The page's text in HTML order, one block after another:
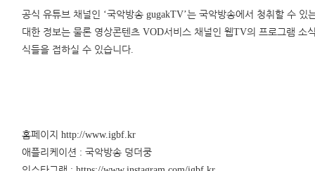
공식 유튜브 채널인 ‘국악방송gugakTV’는 국악방송에서 청취할 수 있
대한 정보는 물론 영상콘텐츠VOD서비스 채널인 웹TV의 프로그램 소
식들을 접하실 수 있습니다
홈페이지http://www.igbf.kr
애플리케이션 :국악방송 덩더쿵